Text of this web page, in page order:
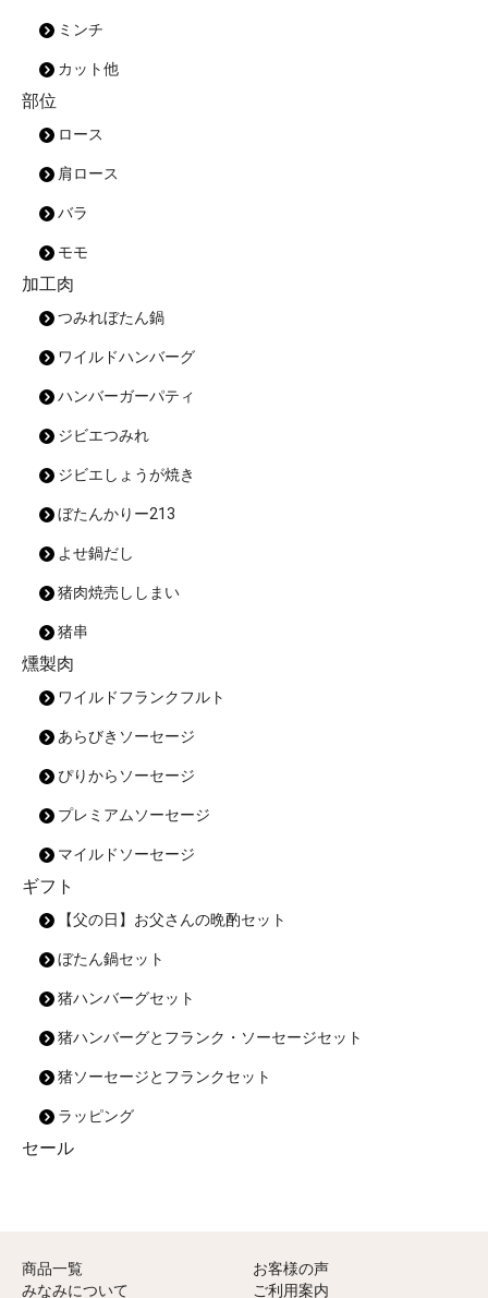
ミンチ
カット他
部位
ロース
肩ロース
バラ
モモ
加工肉
つみれぼたん鍋
ワイルドハンバーグ
ハンバーガーパティ
ジビエつみれ
ジビエしょうが焼き
ぼたんかりー213
よせ鍋だし
猪肉焼売ししまい
猪串
燻製肉
ワイルドフランクフルト
あらびきソーセージ
ぴりからソーセージ
プレミアムソーセージ
マイルドソーセージ
ギフト
【父の日】お父さんの晩酌セット
ぼたん鍋セット
猪ハンバーグセット
猪ハンバーグとフランク・ソーセージセット
猪ソーセージとフランクセット
ラッピング
セール
商品一覧
お客様の声
みなみについて
ご利用案内